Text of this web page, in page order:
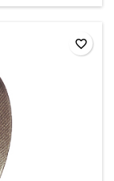
favorite_border